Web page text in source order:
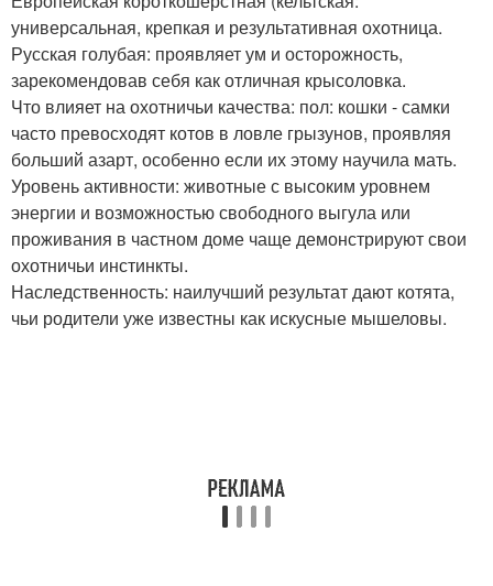
универсальная, крепкая и результативная охотница.
Русская голубая: проявляет ум и осторожность,
зарекомендовав себя как отличная крысоловка.
Что влияет на охотничьи качества: пол: кошки - самки
часто превосходят котов в ловле грызунов, проявляя
больший азарт, особенно если их этому научила мать.
Уровень активности: животные с высоким уровнем
энергии и возможностью свободного выгула или
проживания в частном доме чаще демонстрируют свои
охотничьи инстинкты.
Наследственность: наилучший результат дают котята,
чьи родители уже известны как искусные мышеловы.